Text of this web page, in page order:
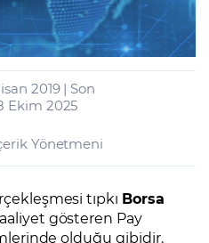
2019 | Son
Ekim 2025
Yönetmeni
tıpkı Borsa
gösteren Pay
olduğu gibidir.